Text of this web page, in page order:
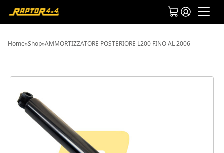
Home»Shop»AMMORTIZZATORE POSTERIORE L200 FINO AL 2006